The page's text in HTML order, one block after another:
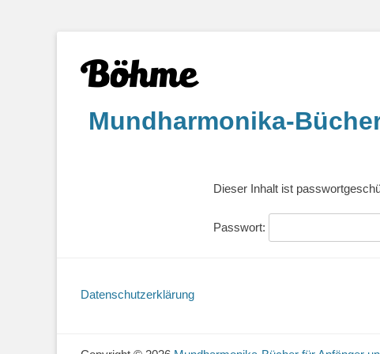
Mundharmonika-
Dieser Inhalt ist
Passwort:
Datenschutzerklärung